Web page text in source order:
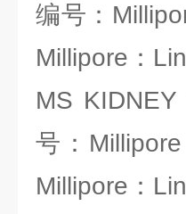
编号：
Millipore：
MS
号：
Millipore：